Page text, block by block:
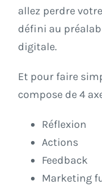
allez perdre
défini au
digitale.
Et pour faire
compose de 4
Réflexion
Actions
Feedback
Marketing